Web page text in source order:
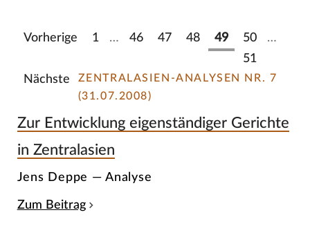
Vorherige 1 … 46 47 48 49 50
…
51
Nächste
ZENTRALASIEN-ANALYSEN NR. 7
(31.07.2008)
Zur Entwicklung eigenständiger Gerichte
in Zentralasien
Jens Deppe — Analyse
Zum Beitrag